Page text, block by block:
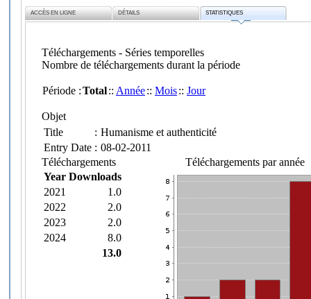
ACCÈS EN LIGNE DÉTAILS STATISTIQUES